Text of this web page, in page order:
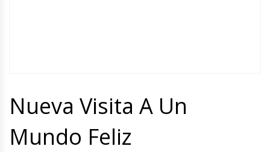
Nueva Visita A Un
Mundo Feliz